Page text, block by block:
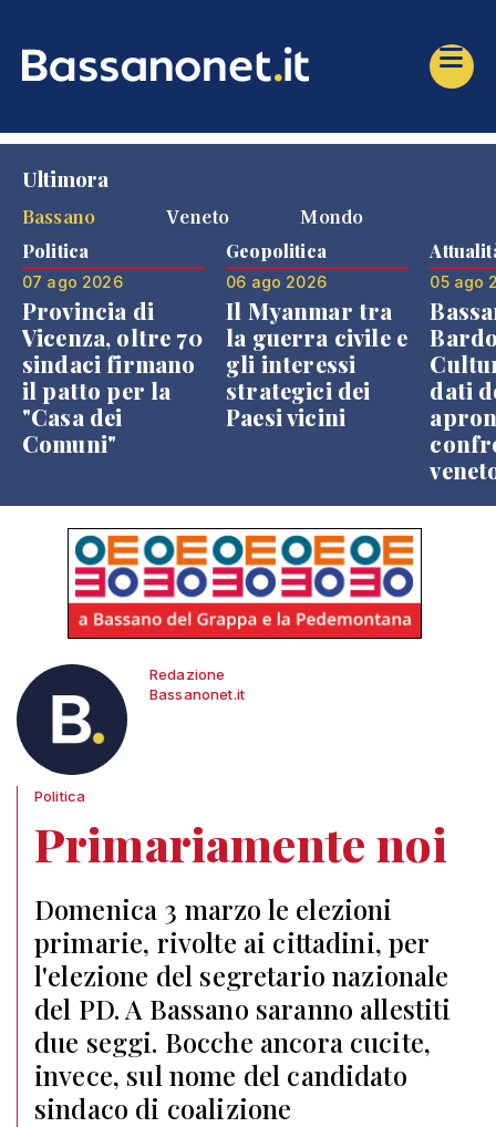
Ultimora
Bassano
Veneto Mondo
Politica
07 ago 2026
Provincia di
Vicenza, oltre 70
sindaci firmano
il patto per la
"Casa dei
Comuni"
Geopolitica
06 ago 2026
Il Myanmar tra
la guerra civile e
gli interessi
strategici dei
Paesi vicini
05 ago
dati
Redazione
Bassanonet.it
Politica
Primariamente noi
Domenica 3 marzo le elezioni
primarie, rivolte ai cittadini, per
l'elezione del segretario nazionale
del PD. A Bassano saranno allestiti
due seggi. Bocche ancora cucite,
invece, sul nome del candidato
sindaco di coalizione